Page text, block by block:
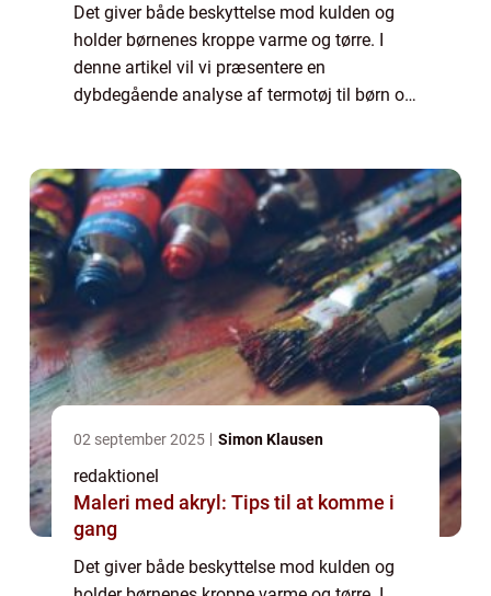
Det giver både beskyttelse mod kulden og
holder børnenes kroppe varme og tørre. I
denne artikel vil vi præsentere en
dybdegående analyse af termotøj til børn og
Term...
02 september 2025 Simon Klausen
redaktionel
Maleri med akryl: Tips til at komme i
gang
Det giver både beskyttelse mod kulden og